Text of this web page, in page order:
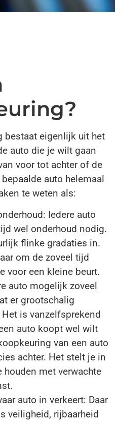
bestaat eigenlijk uit het
auto die je wilt gaan
voor tot achter of de
auto helemaal
te weten als:
Iedere auto
wel onderhoud nodig.
flinke gradaties in.
om de zoveel tijd
voor een kleine beurt.
auto mogelijk zoveel
er grootschalig
is vanzelfsprekend
auto koopt wel wilt
van een auto
achter. Het stelt je in
met verwachte
auto in verkeert: Daar
veiligheid, rijbaarheid